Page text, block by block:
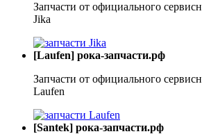
Запчасти от официального
Jika
[Laufen] рока-запчасти.рф
Запчасти от официального
Laufen
[Santek] рока-запчасти.рф